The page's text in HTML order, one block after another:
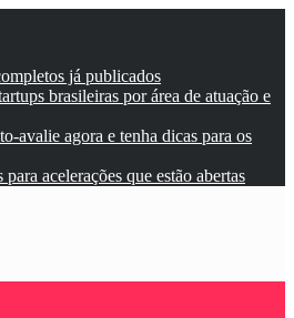
já publicados
brasileiras por área de atuação e
avalie agora e tenha dicas para os
para acelerações que estão abertas